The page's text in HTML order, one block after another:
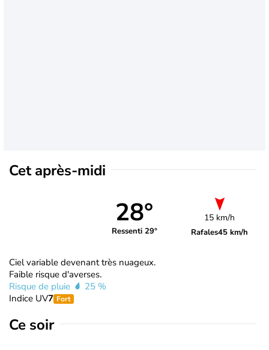
Cet après-midi
28°
Ressenti 29°
15 km/h
Rafales45 km/h
Ciel variable devenant très nuageux.
Faible risque d'averses.
Risque de pluie
25 %
Indice UV7 Fort
Ce soir